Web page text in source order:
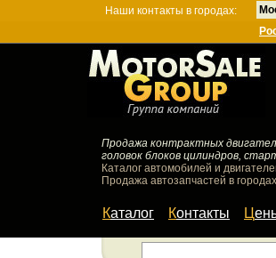
Наши контакты в городах:
Продажа контрактных
головок блоков цилиндров,
Каталог автомобилей и
Продажа автозапчастей в
Каталог Контакты